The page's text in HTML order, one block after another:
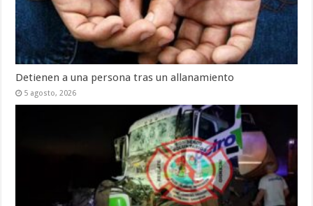
Detienen a una persona tras un allanamiento
5 agosto, 2026